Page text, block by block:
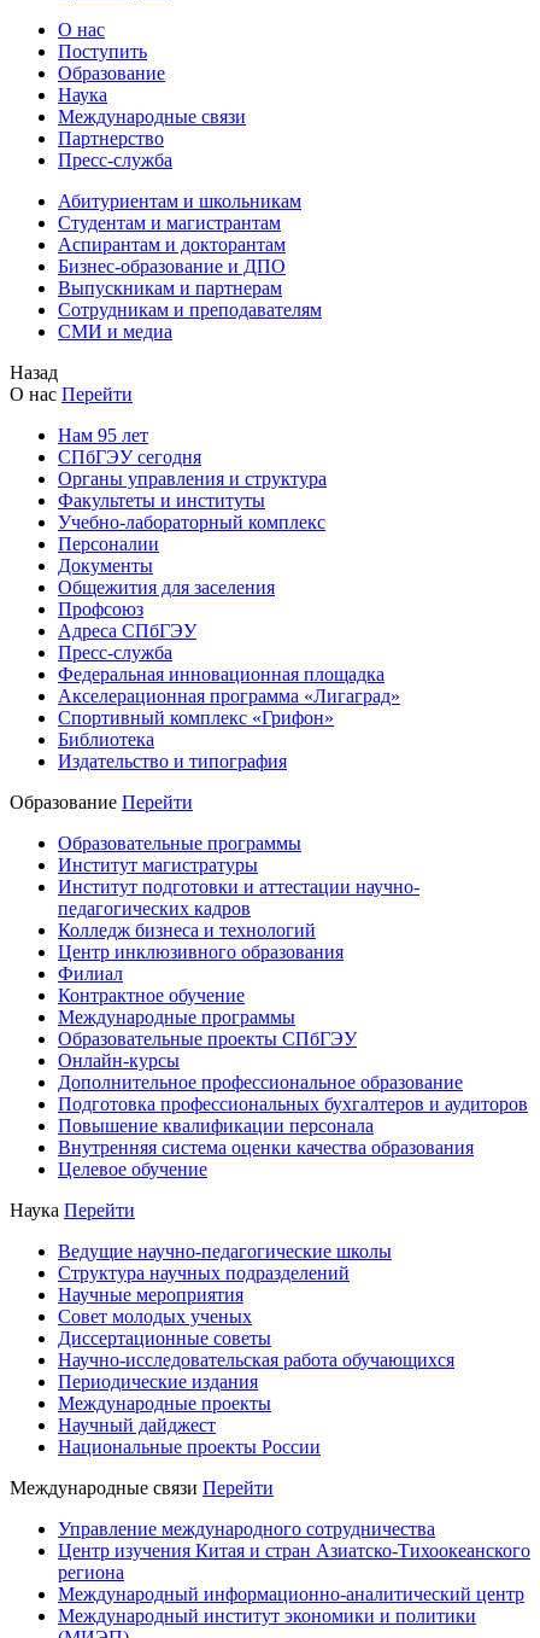
О нас
Поступить
Образование
Наука
Международные связи
Партнерство
Пресс-служба
Абитуриентам и школьникам
Студентам и магистрантам
Аспирантам и докторантам
Бизнес-образование и ДПО
Выпускникам и партнерам
Сотрудникам и преподавателям
СМИ и медиа
Назад
О нас Перейти
Нам 95 лет
СПбГЭУ сегодня
Органы управления и структура
Факультеты и институты
Учебно-лабораторный комплекс
Персоналии
Документы
Общежития для заселения
Профсоюз
Адреса СПбГЭУ
Пресс-служба
Федеральная инновационная площадка
Акселерационная программа «Лигаград»­­
Спортивный комплекс «Грифон»
Библиотека
Издательство и типография
Образование Перейти
Образовательные программы
Институт магистратуры
Институт подготовки и аттестации научно-
педагогических кадров
Колледж бизнеса и технологий
Центр инклюзивного образования
Филиал
Контрактное обучение
Международные программы
Образовательные проекты СПбГЭУ
Онлайн-курсы
Дополнительное профессиональное образование
Подготовка профессиональных бухгалтеров и аудиторов
Повышение квалификации персонала
Внутренняя система оценки качества образования
Целевое обучение
Наука Перейти
Ведущие научно-педагогические школы
Структура научных подразделений
Научные мероприятия
Совет молодых ученых
Диссертационные советы
Научно-исследовательская работа обучающихся
Периодические издания
Международные проекты
Научный дайджест
Национальные проекты России
Международные связи Перейти
Управление международного сотрудничества
Центр изучения Китая и стран Азиатско-Тихоокеанского
региона
Международный информационно-аналитический центр
Международный институт экономики и политики